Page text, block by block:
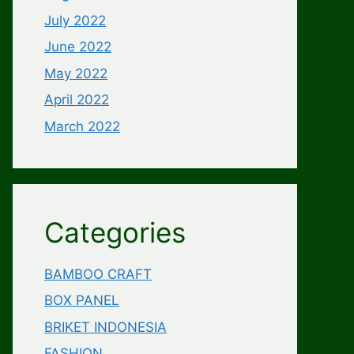
July 2022
June 2022
May 2022
April 2022
March 2022
Categories
BAMBOO CRAFT
BOX PANEL
BRIKET INDONESIA